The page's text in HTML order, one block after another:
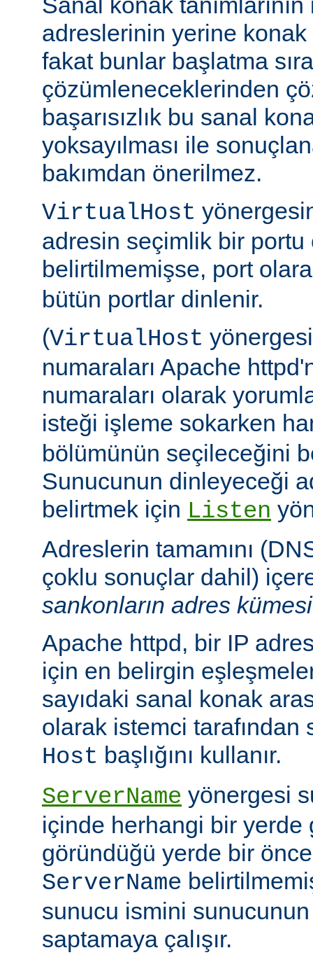
adreslerinin yerine
fakat bunlar başlatma
çözümleneceklerinden
başarısızlık bu sanal
yoksayılması ile
bakımdan önerilmez.
VirtualHost
adresin seçimlik bir
belirtilmemişse, port
bütün portlar dinlenir.
(VirtualHost
numaraları Apache
numaraları olarak
isteği işleme sokarken
bölümünün seçileceğini
Sunucunun dinleyeceği
belirtmek için Listen
Adreslerin tamamını
çoklu sonuçlar dahil)
sankonların adres kümesi
Apache httpd, bir IP
için en belirgin
sayıdaki sanal konak
olarak istemci tarafından
Host başlığını kullanır.
ServerName yönergesi
içinde herhangi bir yerde
göründüğü yerde bir
ServerName
sunucu ismini
saptamaya çalışır.